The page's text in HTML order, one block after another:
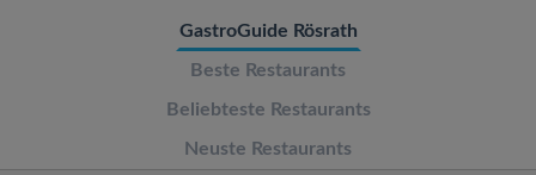
GastroGuide Rösrath
Beste Restaurants
Beliebteste Restaurants
Neuste Restaurants
n